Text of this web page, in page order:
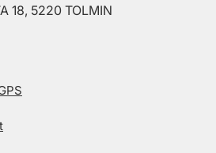
18, 5220 TOLMIN